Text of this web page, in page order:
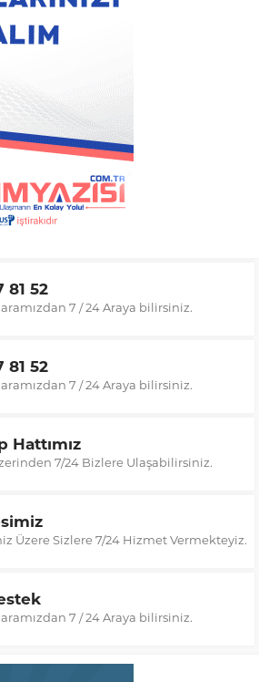
81 52
7 / 24 Araya bilirsiniz.
81 52
7 / 24 Araya bilirsiniz.
Hattımız
7/24 Bizlere Ulaşabilirsiniz.
Üzere Sizlere 7/24 Hizmet Vermekteyiz.
7 / 24 Araya bilirsiniz.